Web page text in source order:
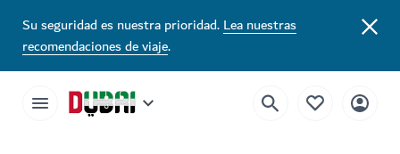
Su seguridad es nuestra prioridad.Lea nuestras
recomendaciones de viaje.